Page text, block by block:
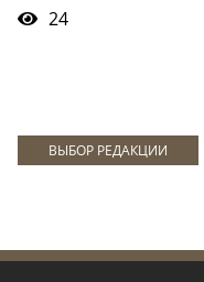
24
ВЫБОР РЕДАКЦИИ